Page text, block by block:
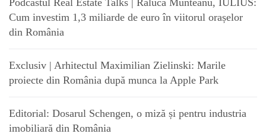
Podcastul Real Estate Talks | Raluca Munteanu, IULIUS:
Cum investim 1,3 miliarde de euro în viitorul orașelor
din România
Exclusiv | Arhitectul Maximilian Zielinski: Marile
proiecte din România după munca la Apple Park
Editorial: Dosarul Schengen, o miză și pentru industria
imobiliară din România